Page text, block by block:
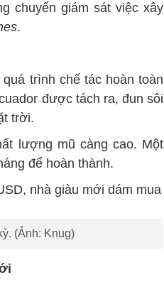
chuyến giám sát việc xây
.
trình chế tác hoàn toàn
được tách ra, đun sôi
trời.
lượng mũ càng cao. Một
để hoàn thành.
(Ảnh: Knug)